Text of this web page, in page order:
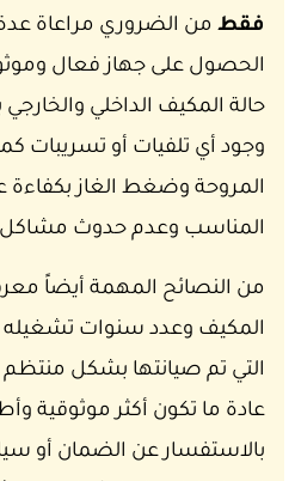
فقطمن الضروري مراعاة
الحصول على جهاز فعال
حالة المكيف الداخلي
وجود أي تلفيات أو تسريبات
المروحة وضغط الغاز بكفاءة
المناسب وعدم حدوث مشاكل
من النصائح المهمة أيضاً
المكيف وعدد سنوات تشغيله
التي تم صيانتها بشكل
عادة ما تكون أكثر موثوقية
بالاستفسار عن الضمان أو